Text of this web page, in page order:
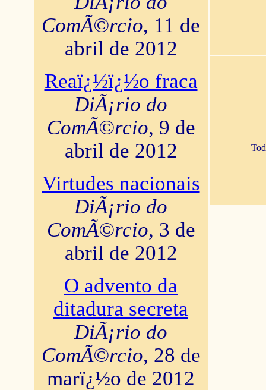
ComÃ©rcio, 11 de
abril de 2012
Reaï¿½ï¿½o fraca
DiÃ¡rio do
ComÃ©rcio, 9 de
abril de 2012
Virtudes nacionais
DiÃ¡rio do
ComÃ©rcio, 3 de
abril de 2012
O advento da
ditadura secreta
DiÃ¡rio do
ComÃ©rcio, 28 de
marï¿½o de 2012